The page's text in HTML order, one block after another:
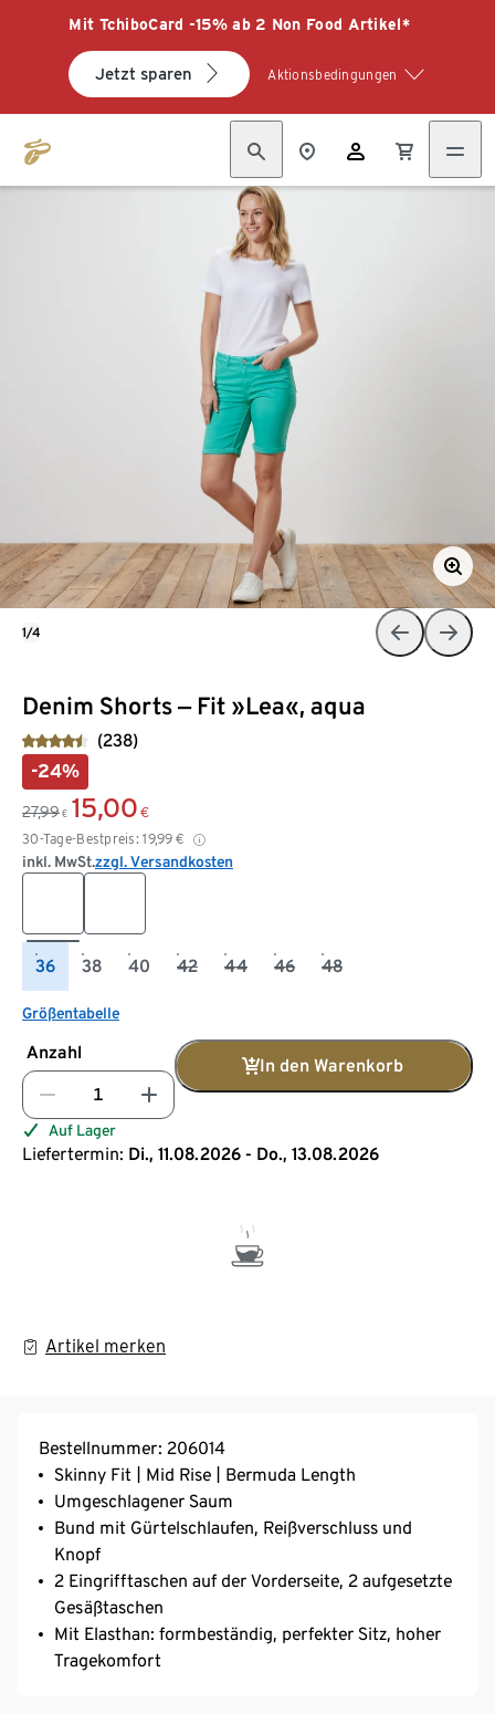
Mit TchiboCard -15% ab 2 Non Food Artikel*
Jetzt sparen Aktionsbedingungen
Denim Shorts ‒ Fit »Lea«, aqua
(238)
-24%
27,99 € 15,00 €
30-Tage-Bestpreis: 19,99 €
inkl. MwSt.zzgl. Versandkosten
36 38 40 42 44 46 48
Größentabelle
Anzahl
In den Warenkorb
Auf Lager
Liefertermin: Di., 11.08.2026 - Do., 13.08.2026
Artikel merken
1/4
Bestellnummer: 206014
Skinny Fit | Mid Rise | Bermuda Length
Umgeschlagener Saum
Bund mit Gürtelschlaufen, Reißverschluss und
Knopf
2 Eingrifftaschen auf der Vorderseite, 2 aufgesetzte
Gesäßtaschen
Mit Elasthan: formbeständig, perfekter Sitz, hoher
Tragekomfort